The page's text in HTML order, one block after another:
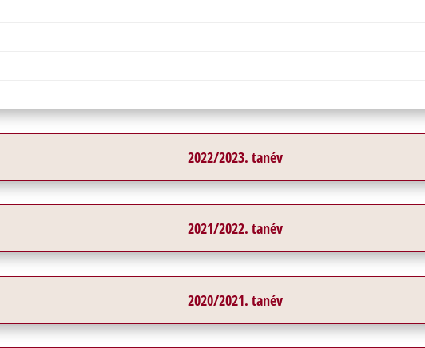
2022/2023. tanév
2021/2022. tanév
2020/2021. tanév